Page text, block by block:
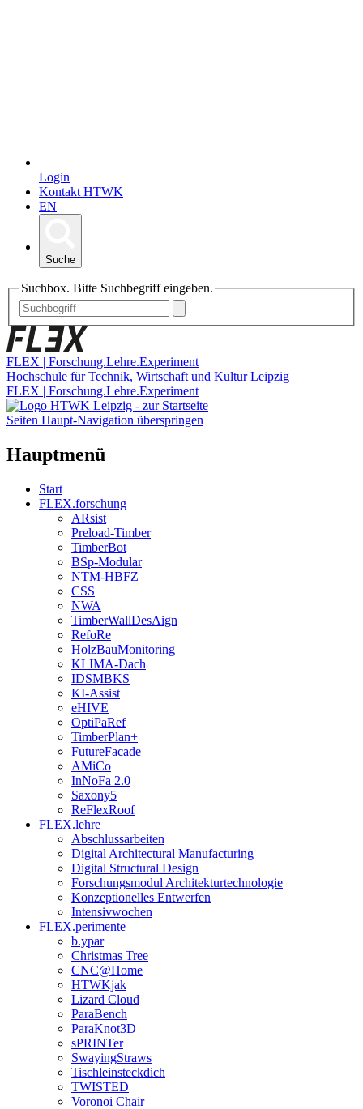
Login
Kontakt HTWK
EN
Suche
Suchbox. Bitte Suchbegriff eingeben.
FLEX | Forschung.Lehre.Experiment
Hochschule für Technik, Wirtschaft und Kultur Leipzig
FLEX | Forschung.Lehre.Experiment
Seiten Haupt-Navigation überspringen
Hauptmenü
Start
FLEX.forschung
ARsist
Preload-Timber
TimberBot
BSp-Modular
NTM-HBFZ
CSS
NWA
TimberWallDesAign
RefoRe
HolzBauMonitoring
KLIMA-Dach
IDSMBKS
KI-Assist
eHIVE
OptiPaRef
TimberPlan+
FutureFacade
AMiCo
InNoFa 2.0
Saxony5
ReFlexRoof
FLEX.lehre
Abschlussarbeiten
Digital Architectural Manufacturing
Digital Structural Design
Forschungsmodul Architekturtechnologie
Konzeptionelles Entwerfen
Intensivwochen
FLEX.perimente
b.ypar
Christmas Tree
CNC@Home
HTWKjak
Lizard Cloud
ParaBench
ParaKnot3D
sPRINTer
SwayingStraws
Tischleinsteckdich
TWISTED
Voronoi Chair